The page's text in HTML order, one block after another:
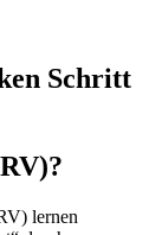
Schritt
lernen